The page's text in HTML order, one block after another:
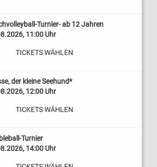
Turnier- ab 12 Jahren
11:00 Uhr
TICKETS WÄHLEN
der kleine Seehund*
12:00 Uhr
TICKETS WÄHLEN
Turnier
14:00 Uhr